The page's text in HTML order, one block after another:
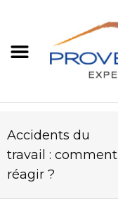
Accidents du
travail : comment
réagir ?